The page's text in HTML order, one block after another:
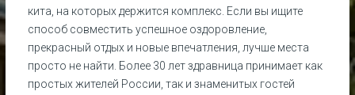
кита, на которых держится комплекс. Если вы ищите
способ совместить успешное оздоровление,
прекрасный отдых и новые впечатления, лучше места
просто не найти. Более 30 лет здравница принимает как
простых жителей России, так и знаменитых гостей